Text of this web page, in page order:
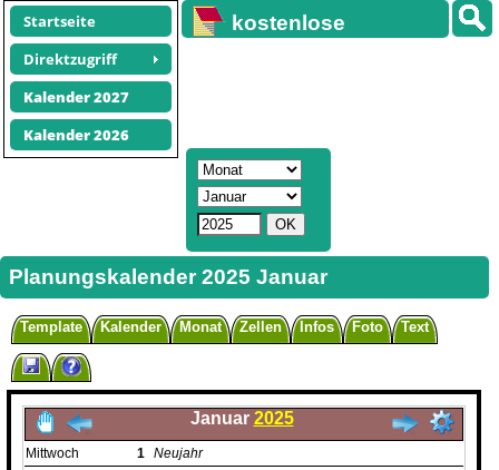
Startseite
Direktzugriff
Kalender 2027
Kalender 2026
kostenlose
Planungskalender 2025 Januar
Template Kalender Monat Zellen Infos Foto Text
Januar 2025
Mittwoch 1 Neujahr